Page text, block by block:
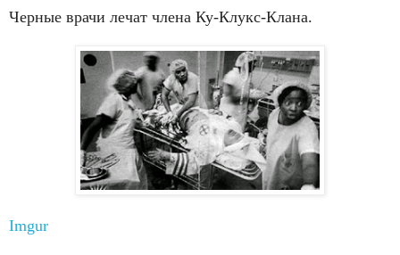
Черные врачи лечат члена Ку-Клукс-Клана.
Imgur